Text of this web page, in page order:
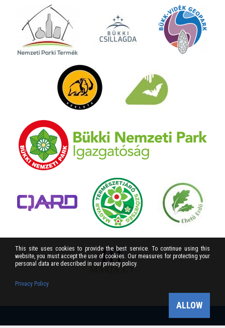
This site uses cookies to provide the best service. To continue using this
website, you must accept the use of cookies. Our measures for protecting your
personal data are described in our privacy policy.
Privacy Policy
ALLOW